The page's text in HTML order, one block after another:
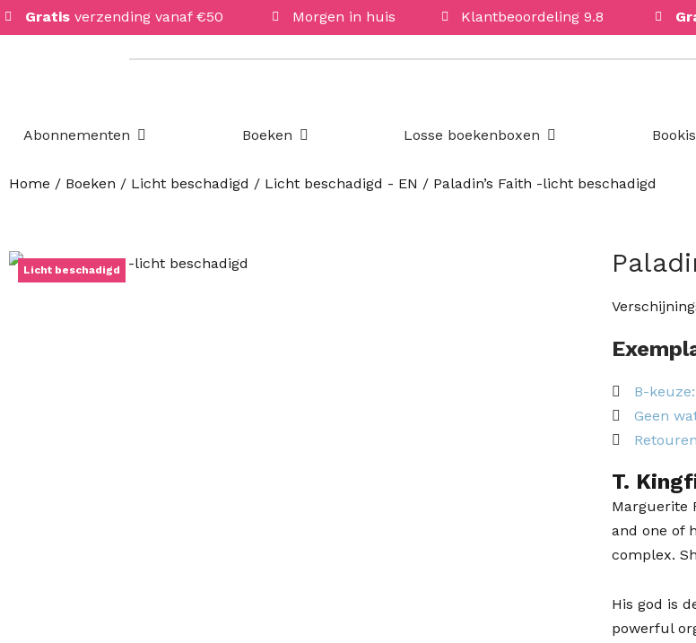
Gratis verzending vanaf €50 Morgen in huis Klantbeoordeling 9.8
Abonnementen Open Abonnementen
Boeken Open Boeken Losse boekenboxen Open Losse
Home / Boeken / Licht beschadigd / Licht beschadigd - EN / Paladin’s Faith -licht beschadigd
Licht beschadigd
B-
Geen
T.
Marguerite
and one of
complex.
His god is
powerful